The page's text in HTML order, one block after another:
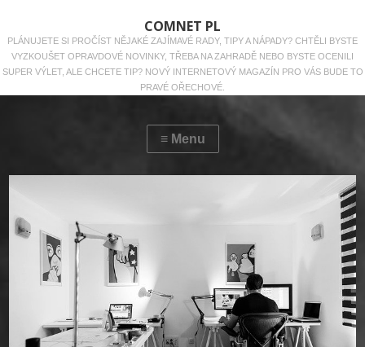
COMNET PL
PLÁNUJETE SI PROČÍST NĚJAKÉ ZAJÍMAVÉ RADY, TIPY A NÁPADY? CHTĚLI BYSTE
VYZKOUŠET OPRAVDOVÉ NOVINKY, TŘEBA NA ZAHRADĚ NEBO BYSTE OCENILI
SUPER VÝLET, ALE CHCETE TIP? NOVÝ INTERNETOVÝ MAGAZÍN PRO VÁS BUDE TO
PRAVÉ OŘECHOVÉ.